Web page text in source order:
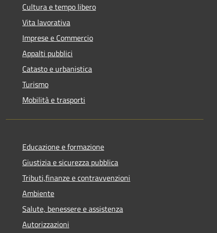
Cultura e tempo libero
Vita lavorativa
Imprese e Commercio
Appalti pubblici
Catasto e urbanistica
Turismo
Mobilità e trasporti
Educazione e formazione
Giustizia e sicurezza pubblica
Tributi,finanze e contravvenzioni
Ambiente
Salute, benessere e assistenza
Autorizzazioni